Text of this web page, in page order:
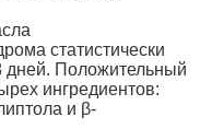
статистически
дней. Положительный
ингредиентов:
и β-